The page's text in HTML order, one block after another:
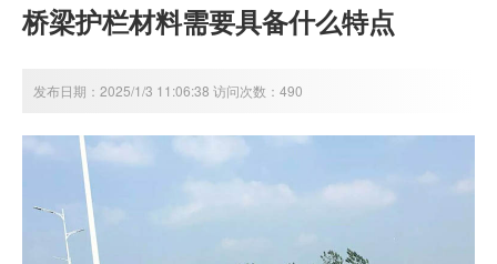
桥梁护栏材料需要具备什么特点
发布日期：2025/1/3 11:06:38 访问次数：490